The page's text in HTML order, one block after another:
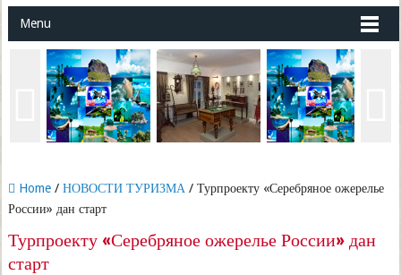
Menu
Home/ НОВОСТИ ТУРИЗМА / Турпроекту «Серебряное ожерелье
России» дан старт
Турпроекту «Серебряное ожерелье России» дан
старт